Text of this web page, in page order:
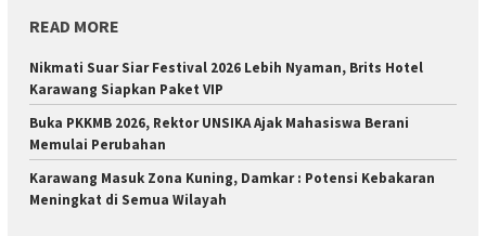
READ MORE
Nikmati Suar Siar Festival 2026 Lebih Nyaman, Brits Hotel
Karawang Siapkan Paket VIP
Buka PKKMB 2026, Rektor UNSIKA Ajak Mahasiswa Berani
Memulai Perubahan
Karawang Masuk Zona Kuning, Damkar : Potensi Kebakaran
Meningkat di Semua Wilayah